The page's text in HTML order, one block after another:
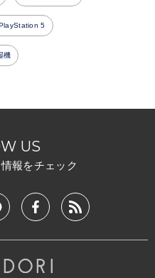
5
機
US
報をチェック